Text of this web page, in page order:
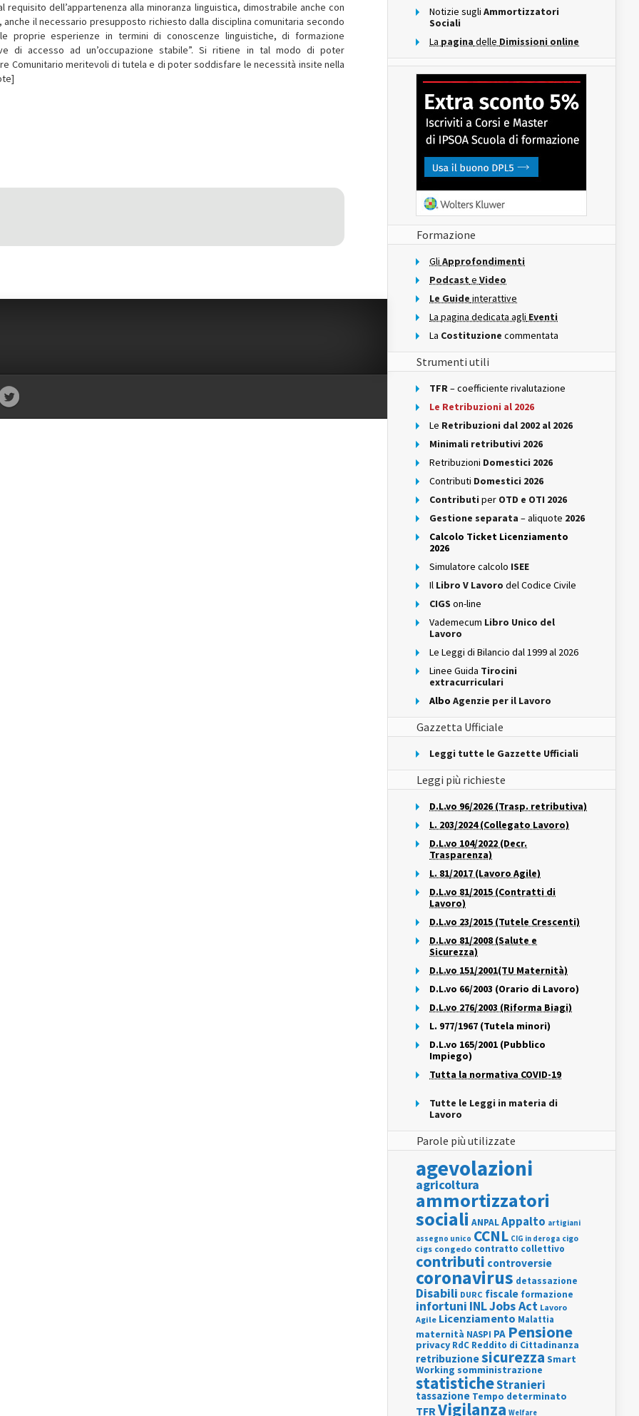
dell’appartenenza alla minoranza linguistica, dimostrabile anche con
anche il necessario presupposto richiesto dalla disciplina comunitaria secondo
proprie esperienze in termini di conoscenze linguistiche, di formazione
di accesso ad un’occupazione stabile”. Si ritiene in tal modo di poter
Comunitario meritevoli di tutela e di poter soddisfare le necessità insite nella
Notizie sugli Ammortizzatori
Sociali
La pagina delle Dimissioni online
Formazione
Gli Approfondimenti
Podcast e Video
Le Guide interattive
La pagina dedicata agli Eventi
La Costituzione commentata
Strumenti utili
TFR– coefficiente rivalutazione
Le Retribuzioni al 2026
Le Retribuzioni dal 2002 al 2026
Minimali retributivi 2026
Retribuzioni Domestici 2026
Contributi Domestici 2026
Contributi per OTD e OTI 2026
Gestione separata – aliquote 2026
Calcolo Ticket Licenziamento
2026
Simulatore calcolo ISEE
Il Libro V Lavoro del Codice Civile
CIGS on-line
Vademecum Libro Unico del
Lavoro
Le Leggi di Bilancio dal 1999 al 2026
Linee Guida Tirocini
extracurriculari
Albo Agenzie per il Lavoro
Gazzetta Ufficiale
Leggi tutte le Gazzette Ufficiali
Leggi più richieste
D.L.vo 96/2026 (Trasp. retributiva)
L. 203/2024 (Collegato Lavoro)
D.L.vo 104/2022 (Decr.
Trasparenza)
L. 81/2017 (Lavoro Agile)
D.L.vo 81/2015 (Contratti di
Lavoro)
D.L.vo 23/2015 (Tutele Crescenti)
D.L.vo 81/2008 (Salute e
Sicurezza)
D.L.vo 151/2001(TU Maternità)
D.L.vo 66/2003 (Orario di Lavoro)
D.L.vo 276/2003 (Riforma Biagi)
L. 977/1967 (Tutela minori)
D.L.vo 165/2001 (Pubblico
Impiego)
Tutta la normativa COVID-19
Tutte le Leggi in materia di
Lavoro
Parole più utilizzate
agevolazioni
agricoltura
ammortizzatori
sociali ANPALAppalto artigiani
assegno unico CCNL CIG in deroga cigo
cigs congedo contratto collettivo
contributi controversie
coronavirus detassazione
Disabili DURC fiscale formazione
infortuni INLJobs Act Lavoro
Agile Licenziamento Malattia
maternità NASPI PA Pensione
privacy RdC Reddito di Cittadinanza
retribuzionesicurezza Smart
Working somministrazione
statisticheStranieri
tassazione Tempo determinato
TFRVigilanza Welfare